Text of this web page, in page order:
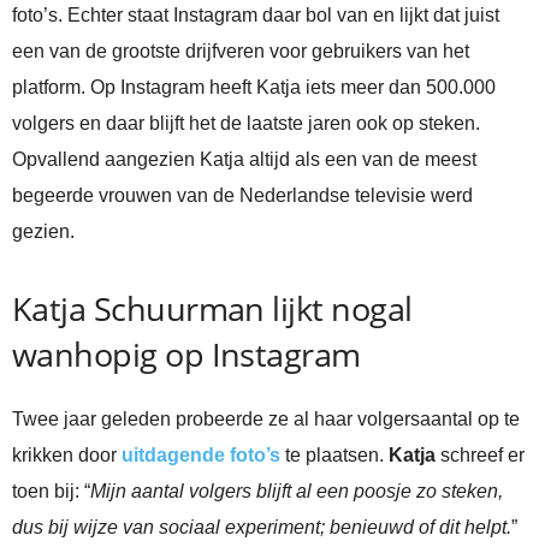
foto’s. Echter staat Instagram daar bol van en lijkt dat juist
een van de grootste drijfveren voor gebruikers van het
platform. Op Instagram heeft Katja iets meer dan 500.000
volgers en daar blijft het de laatste jaren ook op steken.
Opvallend aangezien Katja altijd als een van de meest
begeerde vrouwen van de Nederlandse televisie werd
gezien.
Katja Schuurman lijkt nogal
wanhopig op Instagram
Twee jaar geleden probeerde ze al haar volgersaantal op te
krikken door uitdagende foto’s te plaatsen. Katja schreef er
toen bij: “Mijn aantal volgers blijft al een poosje zo steken,
dus bij wijze van sociaal experiment; benieuwd of dit helpt.”